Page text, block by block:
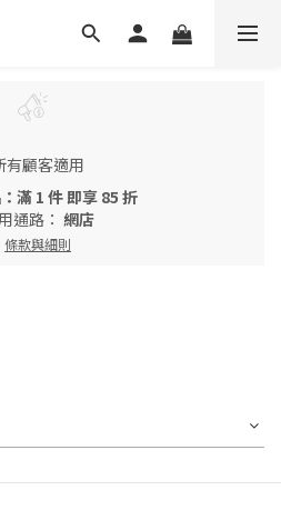
有顧客適用
滿 1 件 即享 85 折
通路： 網店
條款與細則